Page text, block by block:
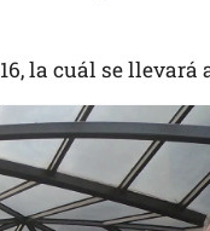
la cuál se llevará